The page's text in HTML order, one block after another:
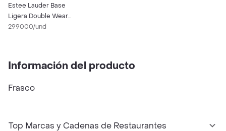
Estee Lauder Base
Ligera Double Wear
Sheer Ivory Beige Fps
299000/und
Información del producto
Frasco
Top Marcas y Cadenas de Restaurantes